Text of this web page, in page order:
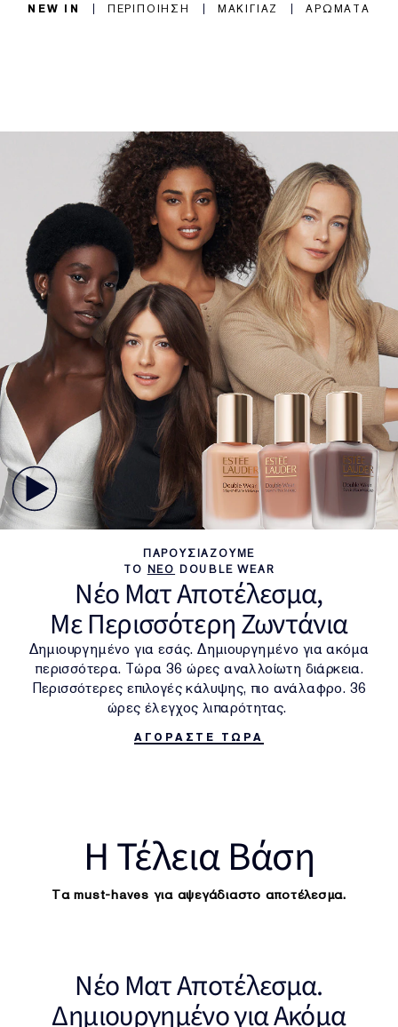
NEW IN ΠΕΡΙΠΟΙΗΣΗ ΜΑΚΙΓΙΑΖ ΑΡΩΜΑΤΑ
ΠΑΡΟΥΣΙΑΖΟΥΜΕ
ΤΟ ΝΕΟ DOUBLE WEAR
Νέο Ματ Αποτέλεσμα,
Με Περισσότερη Ζωντάνια
Δημιουργημένο για εσάς. Δημιουργημένο για ακόμα
περισσότερα. Τώρα 36 ώρες αναλλοίωτη διάρκεια.
Περισσότερες επιλογές κάλυψης, πιο ανάλαφρο. 36
ώρες έλεγχος λιπαρότητας.
ΑΓΟΡΑΣΤΕ ΤΩΡΑ
H Τέλεια Βάση
Τα must-haves για αψεγάδιαστο αποτέλεσμα.
Νέο Ματ Αποτέλεσμα.
Δημιουργημένο για Ακόμα